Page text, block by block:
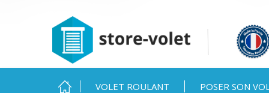
VOLET ROULANT
POSER SON